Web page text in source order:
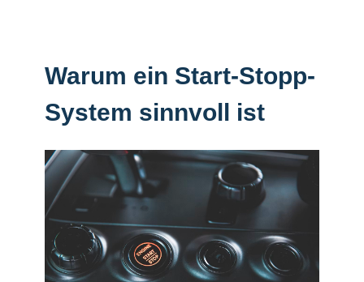
Warum ein Start-Stopp-
System sinnvoll ist